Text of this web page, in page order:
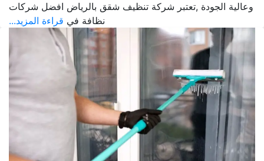
وعالية الجودة ,تعتبر شركة تنظيف شقق بالرياض افضل شركات
نظافة في قراءة المزيد...